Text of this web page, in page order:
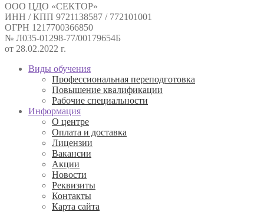
ООО ЦДО «СЕКТОР»
ИНН / КПП 9721138587 / 772101001
ОГРН 1217700366850
№ Л035-01298-77/00179654Б
от 28.02.2022 г.
Виды обучения
Профессиональная переподготовка
Повышение квалификации
Рабочие специальности
Информация
О центре
Оплата и доставка
Лицензии
Вакансии
Акции
Новости
Реквизиты
Контакты
Карта сайта